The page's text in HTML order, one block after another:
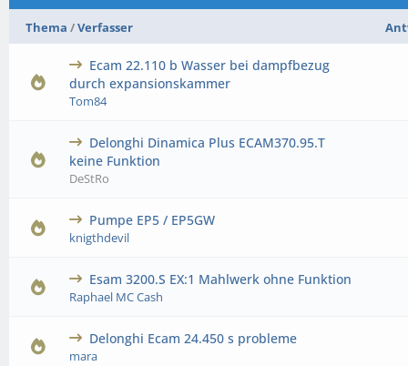
Thema /Verfasser
Ecam 22.110 b Wasser bei dampfbezug
durch expansionskammer
Tom84
Bewertung(en) - 0 von 5 durchschnittlich
12345
Delonghi Dinamica Plus ECAM370.95.T
keine Funktion
DeStRo
Bewertung(en) - 0 von 5 durchschnittlich
12345
Pumpe EP5 / EP5GW
knigthdevil
Bewertung(en) - 0 von 5 durchschnittlich
1 23 45
Esam 3200.S EX:1 Mahlwerk ohne Funktion
Raphael MC Cash
Bewertung(en) - 0 von 5 durchschnittlich
12345
Delonghi Ecam 24.450 s probleme
mara
Bewertung(en) - 0 von 5 durchschnittlich
12345